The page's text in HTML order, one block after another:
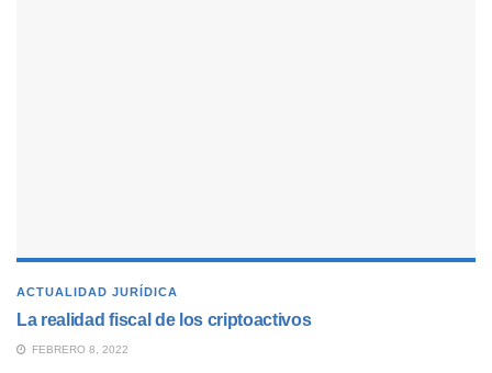
ACTUALIDAD JURÍDICA
La realidad fiscal de los criptoactivos
FEBRERO 8, 2022